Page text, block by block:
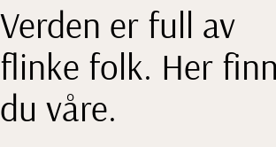
Verden er full av
flinke folk. Her
du våre.